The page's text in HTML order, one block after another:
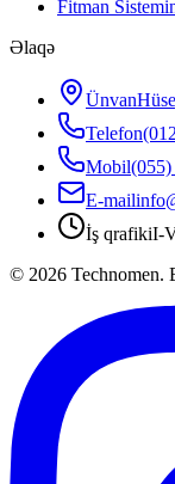
Fitman
Əlaqə
Ünvan
Telefon
Mobil(055)
E-mail
İş qrafikiI-
© 2026 Technomen.